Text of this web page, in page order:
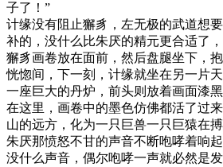
子了！”
计缘没有阻止獬豸，左无极的武道想
补的，没什么比朱厌的精元更合适了
獬豸画卷放在面前，然后盘腿坐下，抱
恍惚间，下一刻，计缘就坐在另一片
一座巨大的丹炉，前头则放着画面漆黑
在这里，画卷中的墨色仿佛都活了过
山的远方，化为一只巨兽一只巨猿在搏
朱厌那愤怒不甘的声音不断咆哮着响
没什么声音，偶尔咆哮一声就必然是发